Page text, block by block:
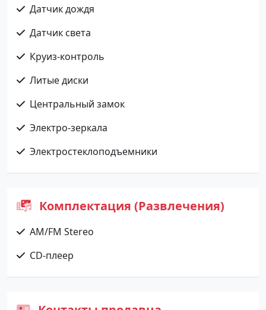
Датчик дождя
Датчик света
Круиз-контроль
Литые диски
Центральный замок
Электро-зеркала
Электростеклоподъемники
Комплектация (Развлечения)
AM/FM Stereo
CD-плеер